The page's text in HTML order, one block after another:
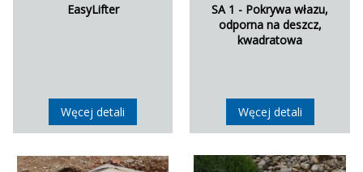
EasyLifter
Węcej detali
SA 1 - Pokrywa włazu,
odporna na deszcz,
kwadratowa
Węcej detali